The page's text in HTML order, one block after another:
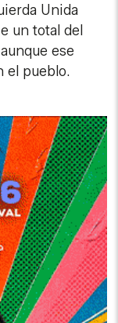
Unida
un total del
ese
el pueblo.